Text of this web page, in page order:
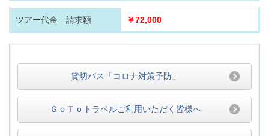
ツアー代金 請求額 ￥72,000
貸切バス「コロナ対策予防」
ＧｏＴｏトラベルご利用いただく皆様へ